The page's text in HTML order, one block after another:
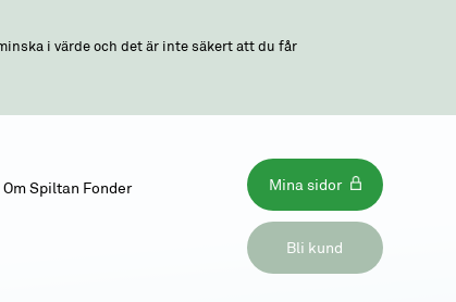
i värde och det är inte säkert att du får
Bli kund
Mina sidor
Om Spiltan Fonder